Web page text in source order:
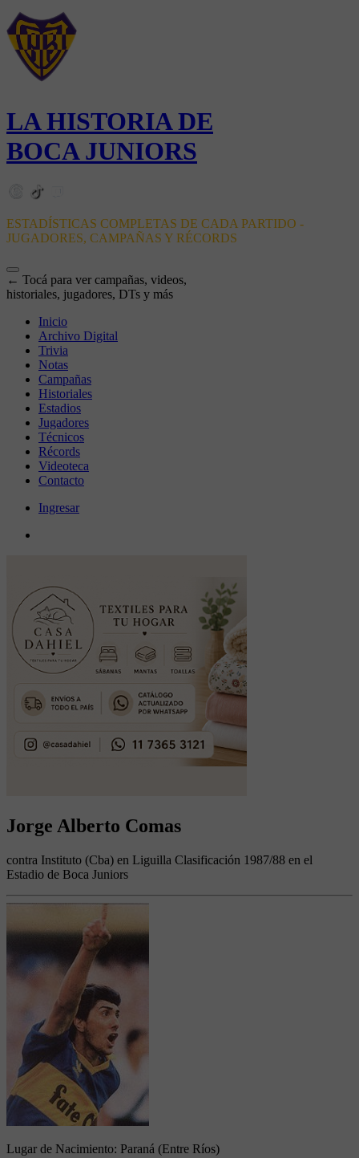
LA HISTORIA DE
BOCA JUNIORS
ESTADÍSTICAS COMPLETAS DE CADA PARTIDO -
JUGADORES, CAMPAÑAS Y RÉCORDS
← Tocá para ver campañas, videos,
historiales, jugadores, DTs y más
Inicio
Archivo Digital
Trivia
Notas
Campañas
Historiales
Estadios
Jugadores
Técnicos
Récords
Videoteca
Contacto
Ingresar
Jorge Alberto Comas
contra Instituto (Cba) en Liguilla Clasificación 1987/88 en el
Estadio de Boca Juniors
Lugar de Nacimiento: Paraná (Entre Ríos)